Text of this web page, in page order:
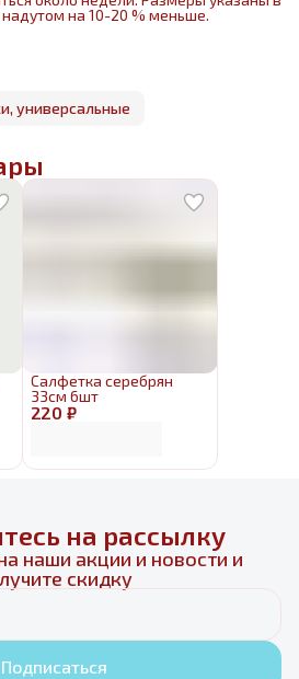
на 10-20 % меньше.
универсальные
220 ₽
Салфетка серебрян
33см 6шт
на рассылку
наши акции и новости и
скидку
Подписаться